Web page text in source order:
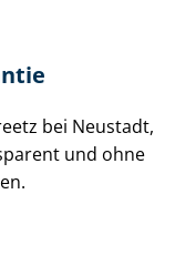
bei Neustadt,
und ohne